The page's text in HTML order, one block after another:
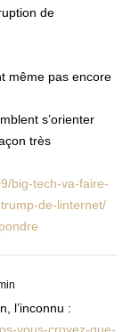
de
même pas encore
s’orienter
très
big-tech-va-faire-
de-linternet/
l’inconnu :